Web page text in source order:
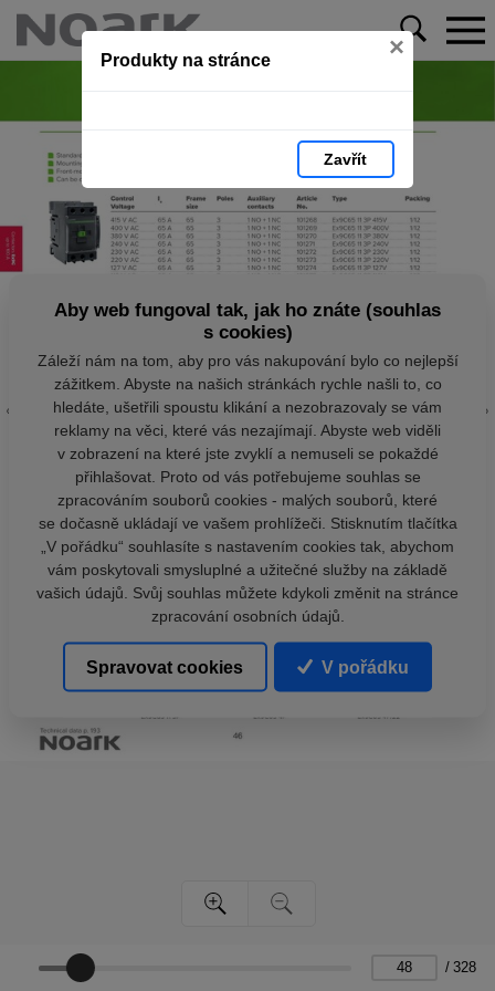
Produkty na stránce ×
Zavřít
/ 328
Aby web fungoval tak, jak ho znáte (souhlas
s cookies)
Záleží nám na tom, aby pro vás nakupování bylo co nejlepší
zážitkem. Abyste na našich stránkách rychle našli to, co
hledáte, ušetřili spoustu klikání a nezobrazovaly se vám
reklamy na věci, které vás nezajímají. Abyste web viděli
v zobrazení na které jste zvyklí a nemuseli se pokaždé
přihlašovat. Proto od vás potřebujeme souhlas se
zpracováním souborů cookies - malých souborů, které
se dočasně ukládají ve vašem prohlížeči. Stisknutím tlačítka
„V pořádku“ souhlasíte s nastavením cookies tak, abychom
vám poskytovali smysluplné a užitečné služby na základě
vašich údajů. Svůj souhlas můžete kdykoli změnit na stránce
zpracování osobních údajů.
Spravovat cookies V pořádku